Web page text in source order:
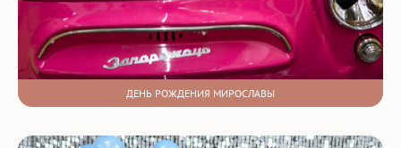
ДЕНЬ РОЖДЕНИЯ МИРОСЛАВЫ